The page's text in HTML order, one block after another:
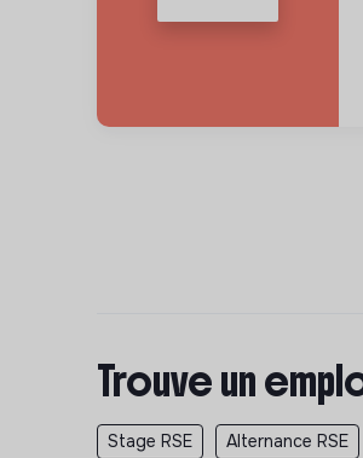
Trouve un
Stage RSE Alternance RSE